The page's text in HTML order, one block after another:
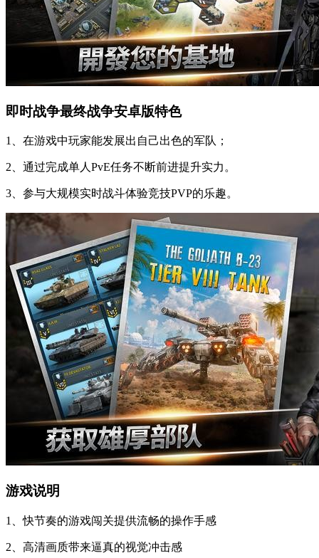
即时战争最终战争安卓版特色
1、在游戏中玩家能发展出自己出色的军队；
2、通过完成单人PvE任务不断前进提升实力。
3、参与大规模实时战斗体验竞技PVP的乐趣。
游戏说明
1、快节奏的游戏闯关提供流畅的操作手感
2、高清画质带来逼真的视觉冲击感